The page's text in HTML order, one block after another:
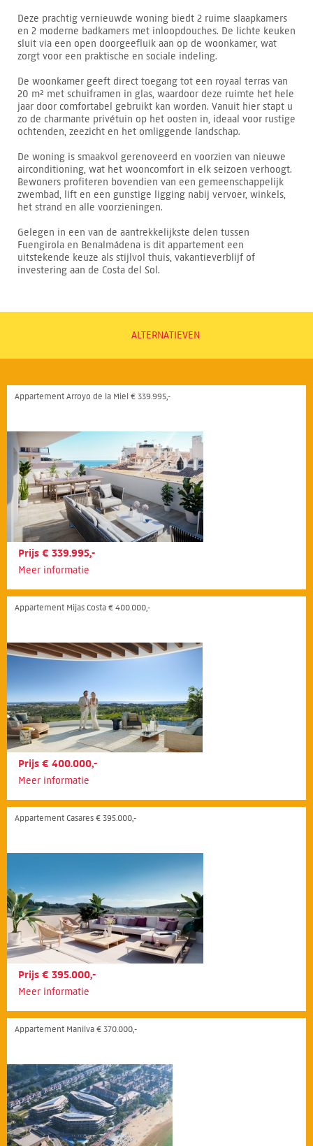
Deze prachtig vernieuwde woning biedt 2 ruime slaapkamers
en 2 moderne badkamers met inloopdouches. De lichte keuken
sluit via een open doorgeefluik aan op de woonkamer, wat
zorgt voor een praktische en sociale indeling.
De woonkamer geeft direct toegang tot een royaal terras van
20 m² met schuiframen in glas, waardoor deze ruimte het hele
jaar door comfortabel gebruikt kan worden. Vanuit hier stapt u
zo de charmante privétuin op het oosten in, ideaal voor rustige
ochtenden, zeezicht en het omliggende landschap.
De woning is smaakvol gerenoveerd en voorzien van nieuwe
airconditioning, wat het wooncomfort in elk seizoen verhoogt.
Bewoners profiteren bovendien van een gemeenschappelijk
zwembad, lift en een gunstige ligging nabij vervoer, winkels,
het strand en alle voorzieningen.
Gelegen in een van de aantrekkelijkste delen tussen
Fuengirola en Benalmádena is dit appartement een
uitstekende keuze als stijlvol thuis, vakantieverblijf of
investering aan de Costa del Sol.
ALTERNATIEVEN
Appartement Arroyo de la Miel € 339.995,-
Prijs € 339.995,-
Meer informatie
Appartement Mijas Costa € 400.000,-
Prijs € 400.000,-
Meer informatie
Appartement Casares € 395.000,-
Prijs € 395.000,-
Meer informatie
Appartement Manilva € 370.000,-